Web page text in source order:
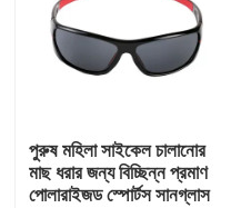
পুরুষ মহিলা সাইকেল চালানোর
মাছ ধরার জন্য বিচ্ছিন্ন প্রমাণ
পোলারাইজড স্পোর্টস সানগ্লাস